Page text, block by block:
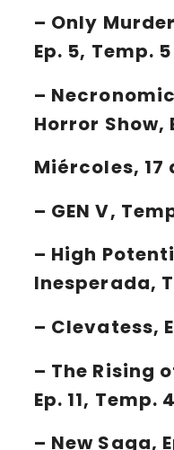
– Only
Ep. 5, Temp.
–
Horror Show,
Miércoles,
– GEN V,
– High
Inesperada,
– Clevatess,
– The Rising
Ep. 11,
– New Saga,